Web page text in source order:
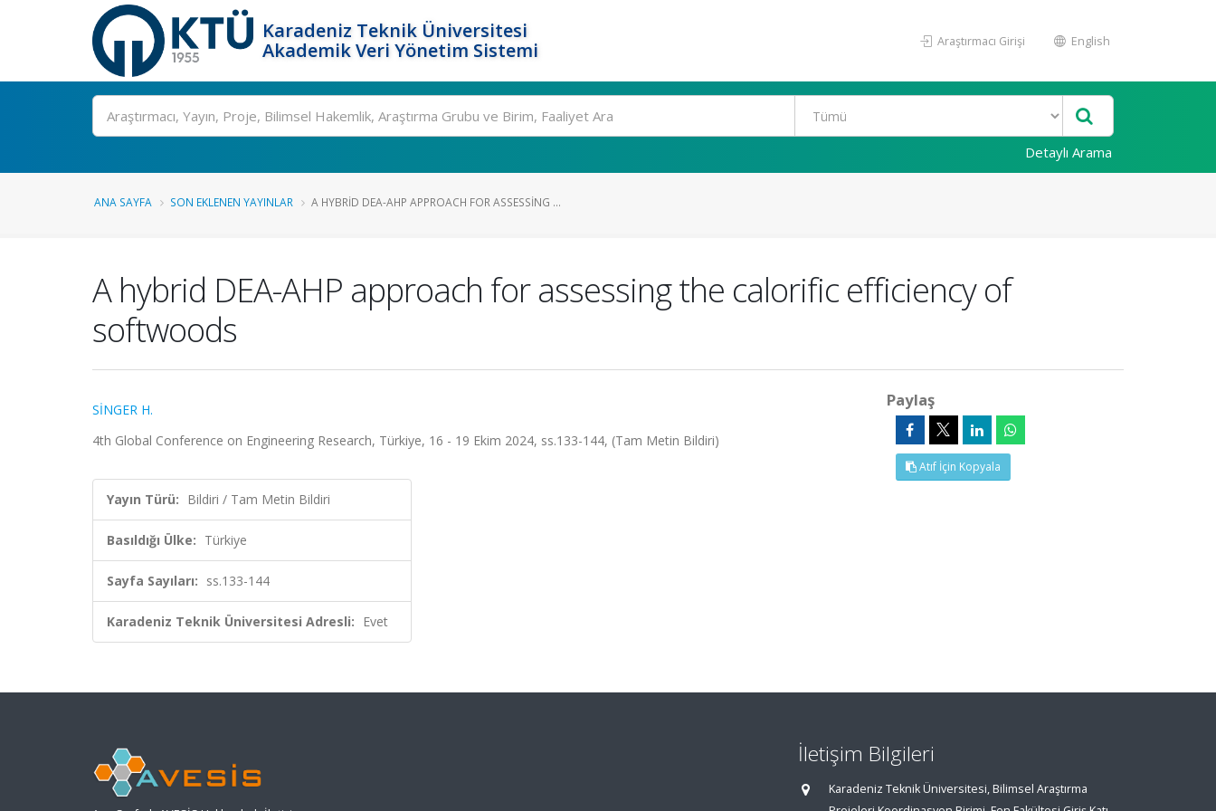
Karadeniz Teknik Üniversitesi
Akademik Veri Yönetim Sistemi
Araştırmacı Girişi English
Ara
Detaylı Arama
ANA SAYFA SON EKLENEN YAYINLAR A HYBRID DEA-AHP APPROACH FOR ASSESSING ...
A hybrid DEA-AHP approach for assessing the calorific efficiency of
softwoods
SİNGER H.
4th Global Conference on Engineering Research, Türkiye, 16 - 19 Ekim 2024, ss.133-144, (Tam Metin Bildiri)
Yayın Türü: Bildiri / Tam Metin Bildiri
Basıldığı Ülke: Türkiye
Sayfa Sayıları: ss.133-144
Karadeniz Teknik Üniversitesi Adresli: Evet
Paylaş
Atıf İçin Kopyala
İletişim Bilgileri
Karadeniz Teknik Üniversitesi, Bilimsel Araştırma